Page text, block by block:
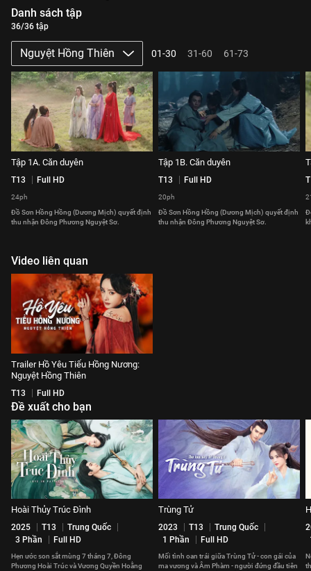
Danh sách tập
36/36 tập
Nguyệt Hồng Thiên 01-30 31-60 61-73
Tập 1A. Căn duyên
T13 Full HD
24ph
Đồ Sơn Hồng Hồng (Dương Mịch) quyết định
thu nhận Đông Phương Nguyệt Sơ.
Tập 1B. Căn duyên
T13 Full HD
20ph
Đồ Sơn Hồng Hồng (Dương Mịch) quyết định
thu nhận Đông Phương Nguyệt Sơ.
Video liên quan
Trailer Hồ Yêu Tiểu Hồng Nương:
Nguyệt Hồng Thiên
T13 Full HD
Đề xuất cho bạn
Hoài Thủy Trúc Đình
2025 T13
Trung Quốc
3 Phần
Full HD
Hẹn ước son sắt mùng 7 tháng 7, Đông
Phương Hoài Trúc và Vương Quyền Hoằng
Trùng Tử
2023 T13
Trung Quốc
1 Phần
Full HD
Mối tình oan trái giữa Trùng Tử - con gái của
ma vương và Âm Phàm - người đứng đầu tiên